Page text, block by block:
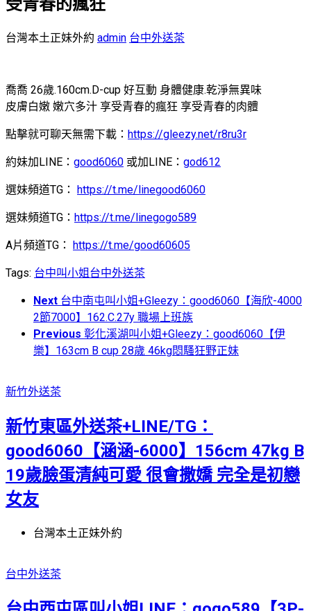
受青春的瘋狂
台灣本土正妹外約 admin 台中外送茶
喬喬 26歲.160cm.D-cup 好互動 身體健康.乾淨無異味
皮膚白嫩 嫩穴多汁 享受青春的瘋狂 享受青春的肉體
點擊就可聊天無需下載： https://gleezy.net/r8ru3r
約妹加LINE： good6060 或加LINE： god612
選妹頻道TG： https://t.me/linegood6060
選妹頻道TG： https://t.me/linegogo589
A片頻道TG： https://t.me/good60605
Tags: 台中叫小姐 台中外送茶
Next 台中南屯叫小姐+Gleezy：good6060【海欣-4000
2節7000】162.C.27y 職場上班族
Previous 彰化溪湖叫小姐+Gleezy：good6060【伊
樂】163cm B cup 28歲 46kg悶騷狂野正妹
新竹外送茶
新竹東區外送茶+LINE/TG：
good6060【涵涵-6000】156cm 47kg B
19歲臉蛋清純可愛 很會撒嬌 完全是初戀
女友
台灣本土正妹外約
台中外送茶